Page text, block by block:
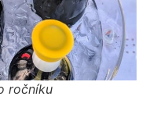
ročníku